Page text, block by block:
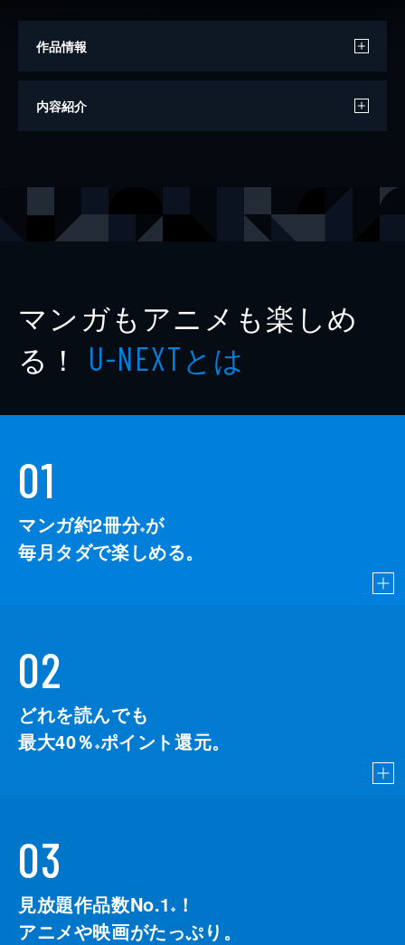
作品情報
作画
レーベル マンガの金字塔
内容紹介
マンガもアニメも楽しめ
る！ U-NEXTとは
01
マンガ約2冊分※が
毎月タダで楽しめる。
02
どれを読んでも
最大40％ ※ポイント還元。
03
見放題作品数No.1 ※
！
アニメや映画がたっぷり。